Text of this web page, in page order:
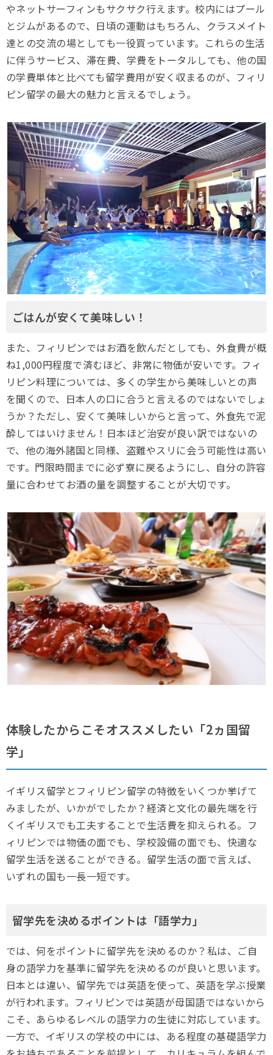
やネットサーフィンもサクサク行えます。校内にはプール
とジムがあるので、日頃の運動はもちろん、クラスメイト
達との交流の場としても一役買っています。これらの生活
に伴うサービス、滞在費、学費をトータルしても、他の国
の学費単体と比べても留学費用が安く収まるのが、フィリ
ピン留学の最大の魅力と言えるでしょう。
ごはんが安くて美味しい！
また、フィリピンではお酒を飲んだとしても、外食費が概
ね1,000円程度で済むほど、非常に物価が安いです。フィ
リピン料理については、多くの学生から美味しいとの声
を聞くので、日本人の口に合うと言えるのではないでしょ
うか？ただし、安くて美味しいからと言って、外食先で泥
酔してはいけません！日本ほど治安が良い訳ではないの
で、他の海外諸国と同様、盗難やスリに会う可能性は高い
です。門限時間までに必ず寮に戻るようにし、自分の許容
量に合わせてお酒の量を調整することが大切です。
体験したからこそオススメしたい「2ヵ国留
学」
イギリス留学とフィリピン留学の特徴をいくつか挙げて
みましたが、いかがでしたか？経済と文化の最先端を行
くイギリスでも工夫することで生活費を抑えられる。フ
ィリピンでは物価の面でも、学校設備の面でも、快適な
留学生活を送ることができる。留学生活の面で言えば、
いずれの国も一長一短です。
留学先を決めるポイントは「語学力」
では、何をポイントに留学先を決めるのか？私は、ご自
身の語学力を基準に留学先を決めるのが良いと思います。
日本とは違い、留学先では英語を使って、英語を学ぶ授業
が行われます。フィリピンでは英語が母国語ではないから
こそ、あらゆるレベルの語学力の生徒に対応しています。
一方で、イギリスの学校の中には、ある程度の基礎語学力